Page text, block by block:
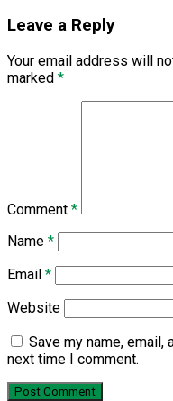
Leave a Reply
Your email address will
marked *
Comment *
Name *
Email *
Website
Save my name,
next time I comment.